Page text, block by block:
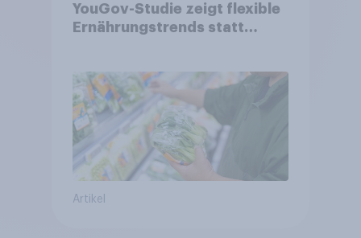
YouGov-Studie zeigt flexible
Ernährungstrends statt
Artikel